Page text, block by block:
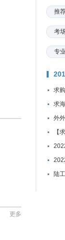
更多
推
考
专
求
求
外
【
陆